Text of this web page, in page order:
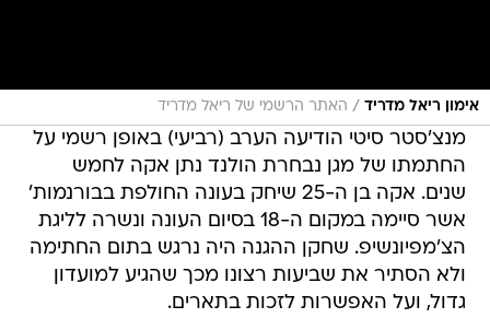
אימון ריאל מדריד / האתר הרשמי של ריאל מדריד
מנצ'סטר סיטי הודיעה הערב (רביעי) באופן רשמי על
החתמתו של מגן נבחרת הולנד נתן אקה לחמש
שנים. אקה בן ה-25 שיחק בעונה החולפת בבורנמות'
אשר סיימה במקום ה-18 בסיום העונה ונשרה לליגת
הצ'מפיונשיפ. שחקן ההגנה היה נרגש בתום החתימה
ולא הסתיר את שביעות רצונו מכך שהגיע למועדון
גדול, ועל האפשרות לזכות בתארים.